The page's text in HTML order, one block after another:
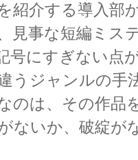
紹介する導入部
見事な短編ミス
号にすぎない点
うジャンルの手
のは、その作品
ないか、破綻が